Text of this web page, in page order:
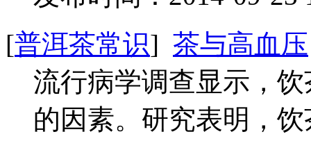
[普洱茶常识] 茶与高血压
流行病学调查显示，
的因素。研究表明，